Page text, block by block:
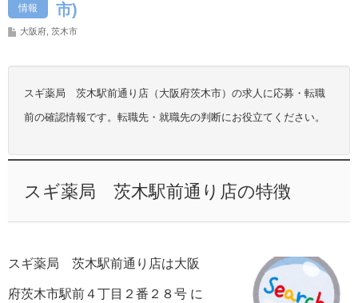
情報
市)
大阪府 茨木市
スギ薬局 茨木駅前通り店（大阪府茨木市）の求人に応募・転職
前の確認情報です。転職先・就職先の判断にお役立てください。
スギ薬局 茨木駅前通り店の特徴
スギ薬局 茨木駅前通り店は大阪
府茨木市駅前４丁目２番２８号 に